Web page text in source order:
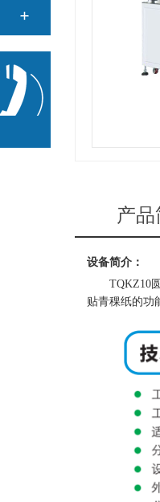
产
设备简介：
TQKZ10
贴青稞纸的功